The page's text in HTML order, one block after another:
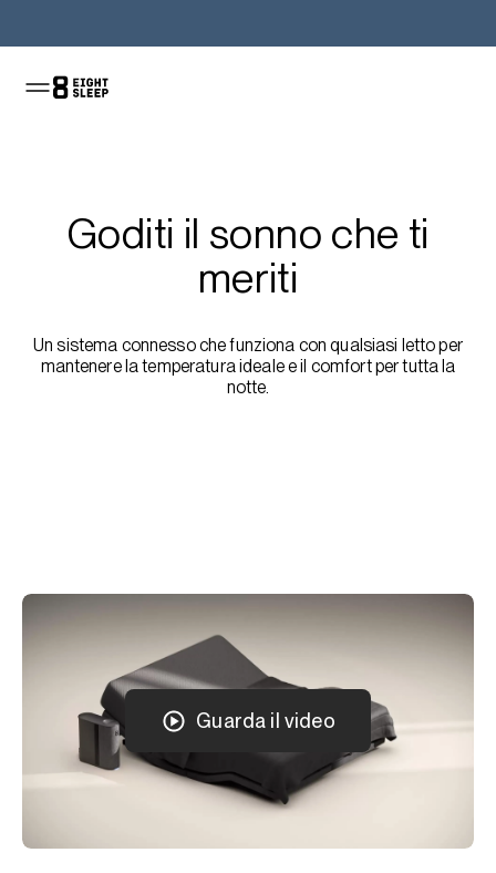
Goditi il sonno che ti
meriti
Un sistema connesso che funziona con qualsiasi letto per
mantenere la temperatura ideale e il comfort per tutta la
notte.
Guarda il video